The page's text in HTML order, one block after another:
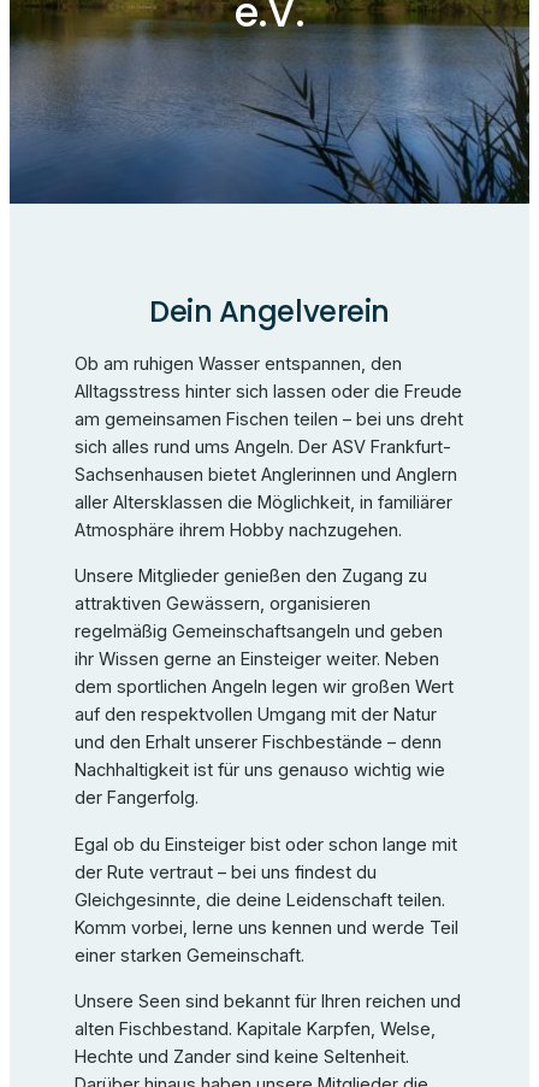
e.V.
Dein Angelverein
Ob am ruhigen Wasser entspannen, den
Alltagsstress hinter sich lassen oder die Freude
am gemeinsamen Fischen teilen – bei uns dreht
sich alles rund ums Angeln. Der ASV Frankfurt-
Sachsenhausen bietet Anglerinnen und Anglern
aller Altersklassen die Möglichkeit, in familiärer
Atmosphäre ihrem Hobby nachzugehen.
Unsere Mitglieder genießen den Zugang zu
attraktiven Gewässern, organisieren
regelmäßig Gemeinschaftsangeln und geben
ihr Wissen gerne an Einsteiger weiter. Neben
dem sportlichen Angeln legen wir großen Wert
auf den respektvollen Umgang mit der Natur
und den Erhalt unserer Fischbestände – denn
Nachhaltigkeit ist für uns genauso wichtig wie
der Fangerfolg.
Egal ob du Einsteiger bist oder schon lange mit
der Rute vertraut – bei uns findest du
Gleichgesinnte, die deine Leidenschaft teilen.
Komm vorbei, lerne uns kennen und werde Teil
einer starken Gemeinschaft.
Unsere Seen sind bekannt für Ihren reichen und
alten Fischbestand. Kapitale Karpfen, Welse,
Hechte und Zander sind keine Seltenheit.